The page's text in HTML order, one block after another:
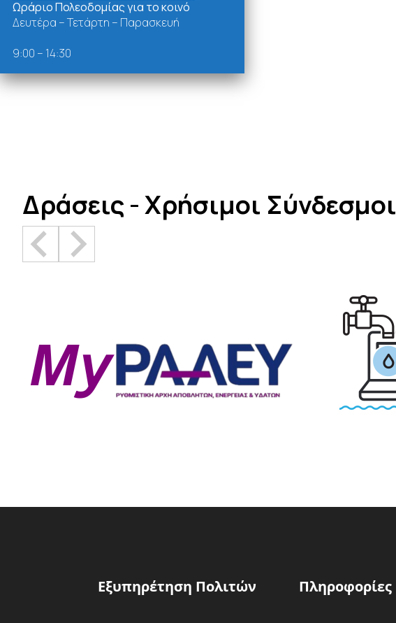
Δράσεις - Χρήσιμοι Σύνδεσμοι
Εξυπηρέτηση Πολιτών Πληροφορίες
Ωράριο Πολεοδομίας για το κοινό
Δευτέρα – Τετάρτη – Παρασκευή
9:00 – 14:30